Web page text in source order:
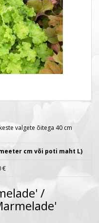
valgete õitega 40 cm
cm või poti maht L)
€
/